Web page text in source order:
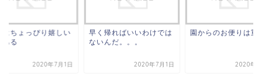
はちょっぴり嬉しい
ある
2020年7月1日
早く帰ればいいわけでは
ないんだ。。。
2020年7月1日
園からのお便りは重
2020年7